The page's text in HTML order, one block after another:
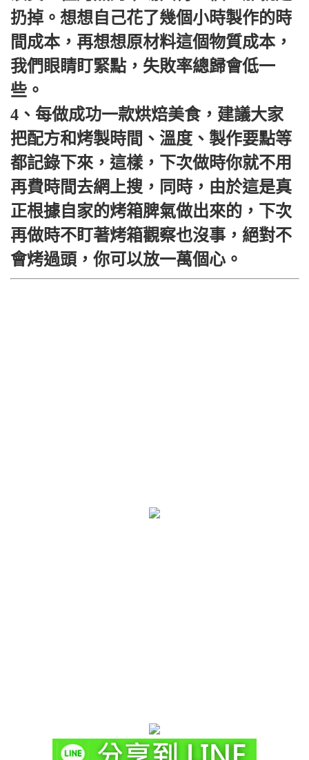
扔掉。想想自己花了幾個小時製作的時
間成本，再想想原材料這個物質成本，
我們眼睛盯緊點，失敗率總歸會低一
些。
4、每做成功一款烘焙美食，建議大家
把配方和烤製時間、溫度、製作要點等
都記錄下來，這樣，下次做時你就不用
再費時間去網上搜，同時，由於這是真
正根據自家的烤箱脾氣做出來的，下次
再做時不盯著烤箱觀察也沒事，絕對不
會烤過頭，你可以放一萬個心。